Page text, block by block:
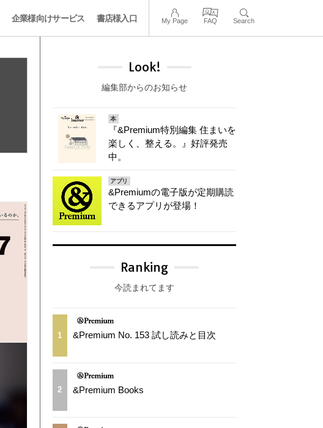
企業様向けサービス 書店様入口 My Page FAQ Search
Look!
編集部からのお知らせ
本
『&Premium特別編集 住まいを
楽しく、整える。』好評発売
中。
アプリ
&Premiumの電子版が定期購読
できるアプリが登場！
Ranking
今読まれてます
1 &Premium No. 153 試し読みと目次
2 &Premium Books